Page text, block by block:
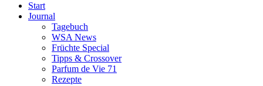
Start
Journal
Tagebuch
WSA News
Früchte Special
Tipps & Crossover
Parfum de Vie 71
Rezepte